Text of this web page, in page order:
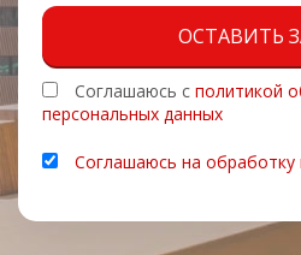
ОСТАВИТЬ
Соглашаюсь с политикой
персональных данных
Соглашаюсь на обработку